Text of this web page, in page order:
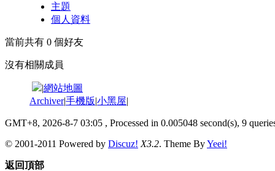
主題
個人資料
當前共有 0 個好友
沒有相關成員
|網站地圖
Archiver|手機版|小黑屋|
GMT+8, 2026-8-7 03:05 , Processed in 0.005048 second(s), 9
© 2001-2011 Powered by Discuz! X3.2. Theme ByYeei!
返回頂部